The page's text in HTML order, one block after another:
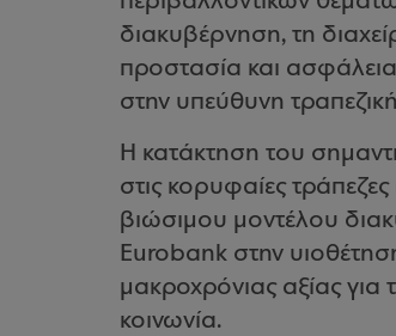
διακυβέρνηση, τη
προστασία και
στην υπεύθυνη
Η κατάκτηση του
στις κορυφαίες
βιώσιμου μοντέλου
Eurobank στην
μακροχρόνιας αξίας για
κοινωνία.